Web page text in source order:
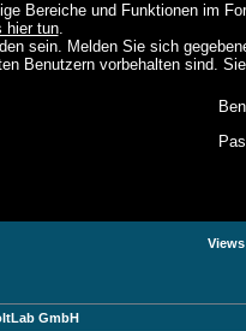
Bereiche und Funktionen im
hier tun.
sein. Melden Sie sich
Benutzern vorbehalten sind.
GmbH